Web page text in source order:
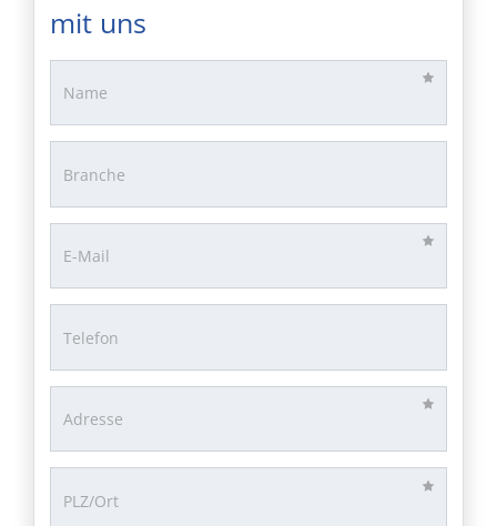
mit uns